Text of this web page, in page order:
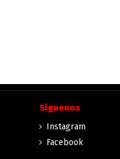
Síguenos
Instagram
Facebook